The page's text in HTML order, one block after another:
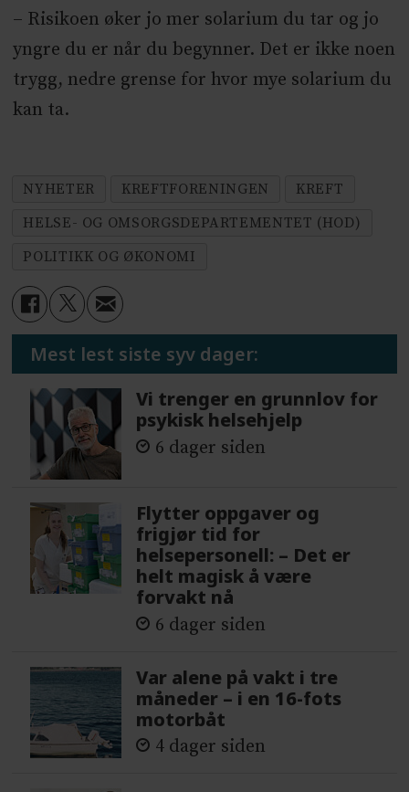
– Risikoen øker jo mer solarium du tar og jo
yngre du er når du begynner. Det er ikke noen
trygg, nedre grense for hvor mye solarium du
kan ta.
NYHETER KREFTFORENINGEN
KREFT
HELSE- OG OMSORGSDEPARTEMENTET (HOD)
POLITIKK OG ØKONOMI
Mest lest siste syv dager:
Vi trenger en grunnlov for
psykisk helsehjelp
6 dager siden
Flytter oppgaver og
frigjør tid for
helsepersonell: – Det er
helt magisk å være
forvakt nå
6 dager siden
Var alene på vakt i tre
måneder – i en 16-fots
motorbåt
4 dager siden